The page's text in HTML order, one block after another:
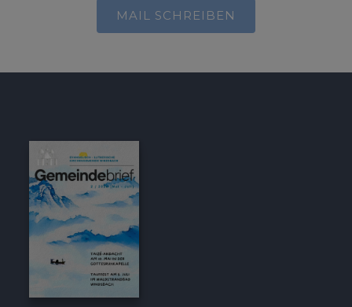
MAIL SCHREIBEN